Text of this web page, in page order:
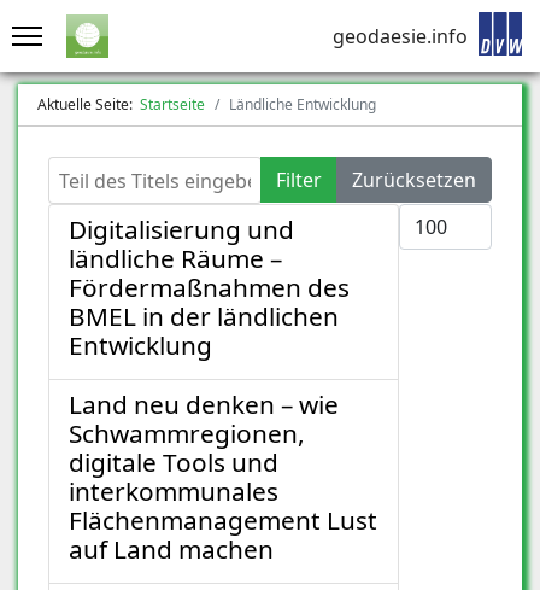
geodaesie.info
Aktuelle Seite: Startseite Ländliche Entwicklung
Teil des Titels eingeben Filter
Zurücksetzen
Anzeige #
Digitalisierung und
ländliche Räume –
Fördermaßnahmen des
BMEL in der ländlichen
Entwicklung
Land neu denken – wie
Schwammregionen,
digitale Tools und
interkommunales
Flächenmanagement Lust
auf Land machen